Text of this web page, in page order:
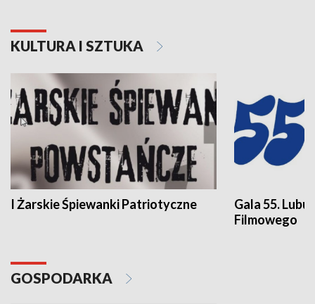
KULTURA I SZTUKA
I Żarskie Śpiewanki Patriotyczne
Gala 55.
Filmowego
GOSPODARKA